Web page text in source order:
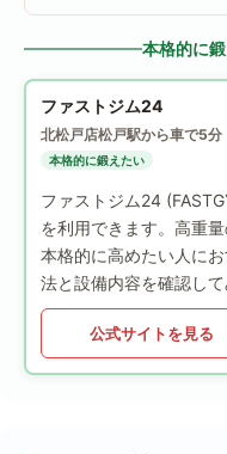
本格的に
ファストジム24
北松戸店松戸駅から車で5分
本格的に鍛えたい
ファストジム24
を利用できます。高重
本格的に高めたい人に
法と設備内容を確認して
公式サイトを見る